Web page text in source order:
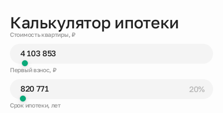
Калькулятор ипотеки
Стоимость квартиры, ₽
Первый взнос, ₽
20%
Срок ипотеки, лет